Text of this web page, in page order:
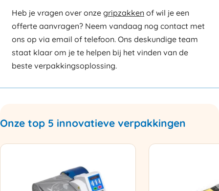
Heb je vragen over onze gripzakken of wil je een
offerte aanvragen? Neem vandaag nog contact met
ons op via email of telefoon. Ons deskundige team
staat klaar om je te helpen bij het vinden van de
beste verpakkingsoplossing.
Onze top 5 innovatieve verpakkingen